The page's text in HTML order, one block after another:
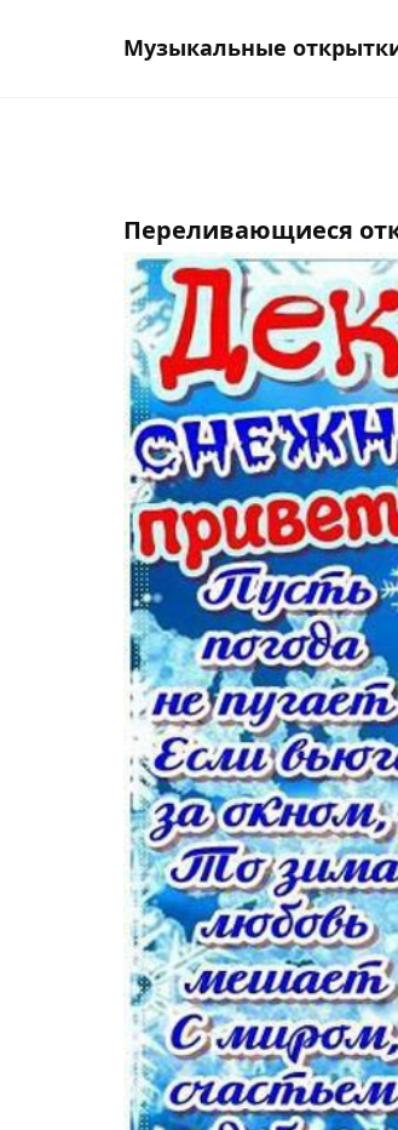
Музыкальные
Переливающиеся